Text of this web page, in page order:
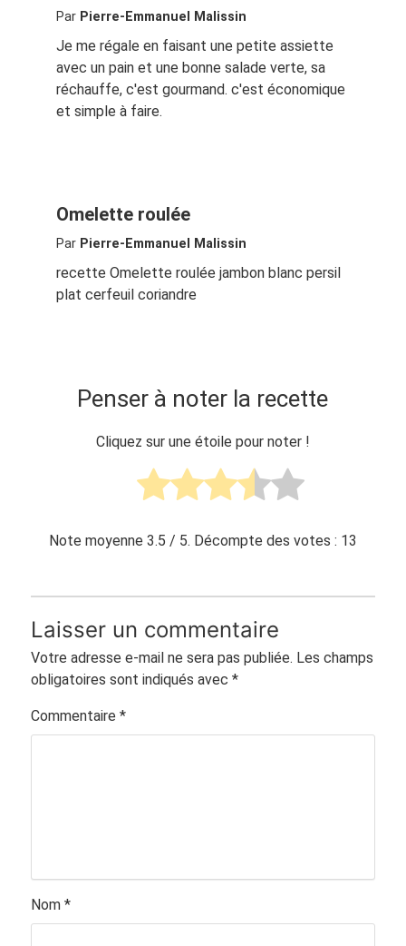
Par Pierre-Emmanuel Malissin
Je me régale en faisant une petite assiette
avec un pain et une bonne salade verte, sa
réchauffe, c'est gourmand. c'est économique
et simple à faire.
Omelette roulée
Par Pierre-Emmanuel Malissin
recette Omelette roulée jambon blanc persil
plat cerfeuil coriandre
Penser à noter la recette
Cliquez sur une étoile pour noter !
Note moyenne 3.5 / 5. Décompte des votes : 13
Laisser un commentaire
Votre adresse e-mail ne sera pas publiée. Les champs
obligatoires sont indiqués avec *
Commentaire *
Nom *